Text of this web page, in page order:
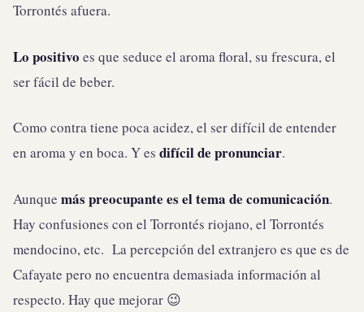
Torrontés afuera.
Lo positivo es que seduce el aroma floral, su frescura, el
ser fácil de beber.
Como contra tiene poca acidez, el ser difícil de entender
en aroma y en boca. Y es difícil de pronunciar.
Aunque más preocupante es el tema de comunicación.
Hay confusiones con el Torrontés riojano, el Torrontés
mendocino, etc. La percepción del extranjero es que es de
Cafayate pero no encuentra demasiada información al
respecto. Hay que mejorar 😉